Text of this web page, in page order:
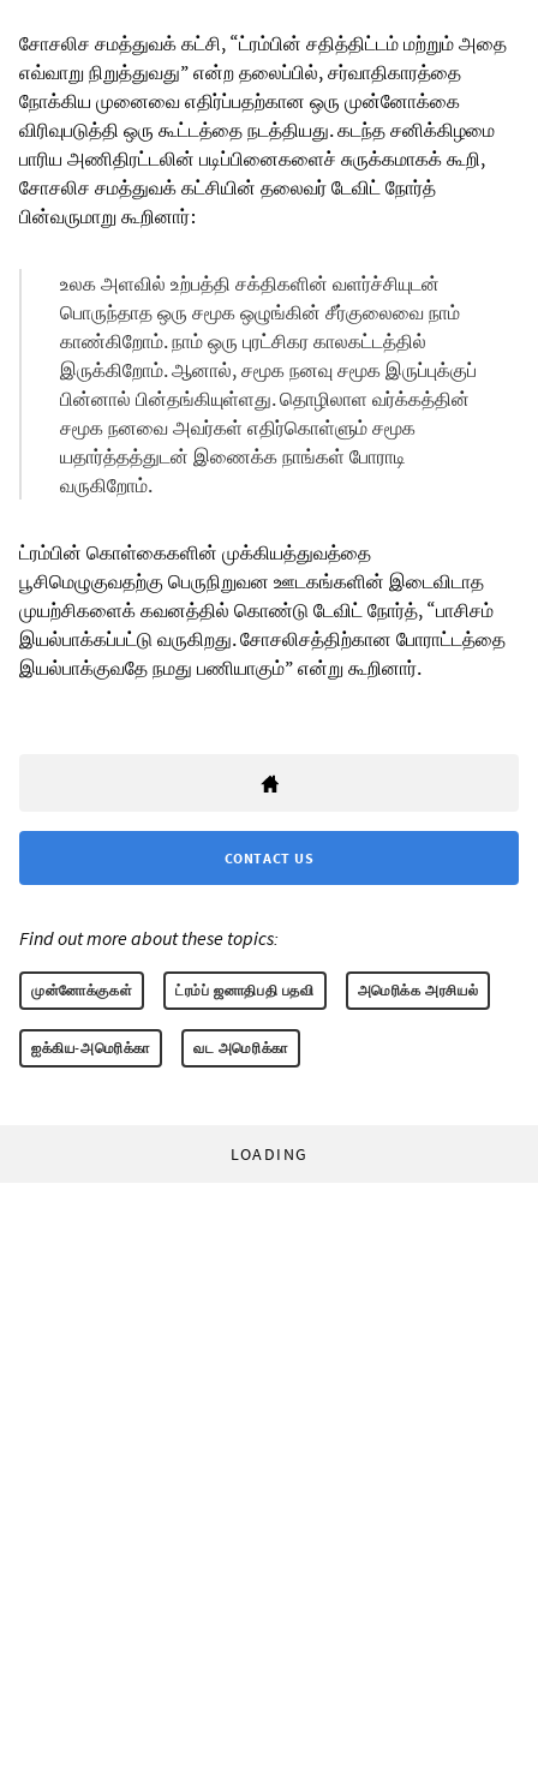
சோசலிச சமத்துவக் கட்சி, “ட்ரம்பின் சதித்திட்டம் மற்றும் அதை
எவ்வாறு நிறுத்துவது” என்ற தலைப்பில், சர்வாதிகாரத்தை
நோக்கிய முனைவை எதிர்ப்பதற்கான ஒரு முன்னோக்கை
விரிவுபடுத்தி ஒரு கூட்டத்தை நடத்தியது. கடந்த சனிக்கிழமை
பாரிய அணிதிரட்டலின் படிப்பினைகளைச் சுருக்கமாகக் கூறி,
சோசலிச சமத்துவக் கட்சியின் தலைவர் டேவிட் நோர்த்
பின்வருமாறு கூறினார்:
உலக அளவில் உற்பத்தி சக்திகளின் வளர்ச்சியுடன்
பொருந்தாத ஒரு சமூக ஒழுங்கின் சீர்குலைவை நாம்
காண்கிறோம். நாம் ஒரு புரட்சிகர காலகட்டத்தில்
இருக்கிறோம். ஆனால், சமூக நனவு சமூக இருப்புக்குப்
பின்னால் பின்தங்கியுள்ளது. தொழிலாள வர்க்கத்தின்
சமூக நனவை அவர்கள் எதிர்கொள்ளும் சமூக
யதார்த்தத்துடன் இணைக்க நாங்கள் போராடி
வருகிறோம்.
ட்ரம்பின் கொள்கைகளின் முக்கியத்துவத்தை
பூசிமெழுகுவதற்கு பெருநிறுவன ஊடகங்களின் இடைவிடாத
முயற்சிகளைக் கவனத்தில் கொண்டு டேவிட் நோர்த், “பாசிசம்
இயல்பாக்கப்பட்டு வருகிறது. சோசலிசத்திற்கான போராட்டத்தை
இயல்பாக்குவதே நமது பணியாகும்” என்று கூறினார்.
CONTACT US
Find out more about these topics:
முன்னோக்குகள் ட்ரம்ப் ஜனாதிபதி பதவி அமெரிக்க அரசியல்
ஐக்கிய-அமெரிக்கா வட அமெரிக்கா
LOADING